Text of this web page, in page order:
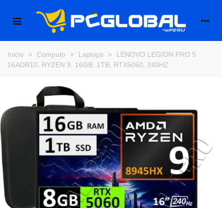
Inicio > Computo > Laptops >
LENOVO LEGION PRO 5
16ADR10, RYZEN 9, 16GB, 1TB, RTX5060, 240HZ